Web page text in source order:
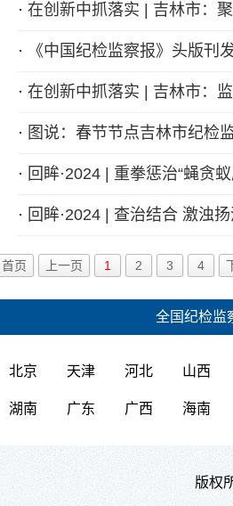
· 在创新中抓落实 | 吉林市：
· 《中国纪检监察报》头版刊
· 在创新中抓落实 | 吉林市：
· 图说：春节节点吉林市纪检
· 回眸·2024 | 重拳惩治“蝇贪
· 回眸·2024 | 查治结合 激浊
首页 上一页 1 2 3 4
全国纪检监
北京 天津 河北 山西
湖南 广东 广西 海南
版权